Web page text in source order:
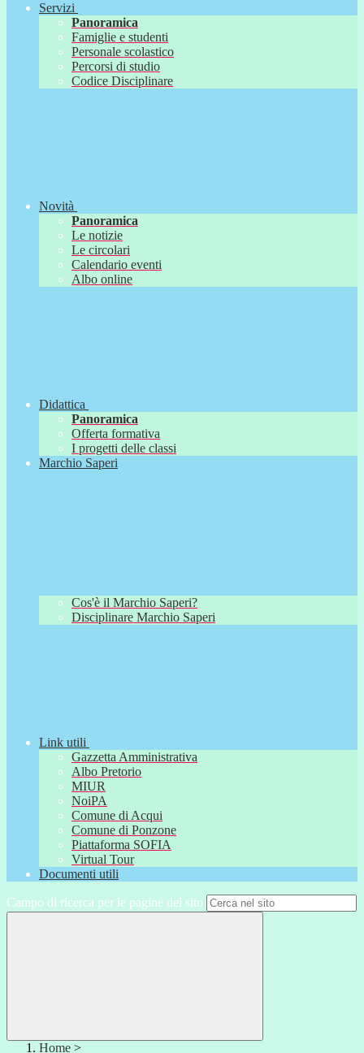
Servizi
Panoramica
Famiglie e studenti
Personale scolastico
Percorsi di studio
Codice Disciplinare
Novità
Panoramica
Le notizie
Le circolari
Calendario eventi
Albo online
Didattica
Panoramica
Offerta formativa
I progetti delle classi
Marchio Saperi
Cos'è il Marchio Saperi?
Disciplinare Marchio Saperi
Link utili
Gazzetta Amministrativa
Albo Pretorio
MIUR
NoiPA
Comune di Acqui
Comune di Ponzone
Piattaforma SOFIA
Virtual Tour
Documenti utili
Campo di ricerca per le pagine del sito
Home >